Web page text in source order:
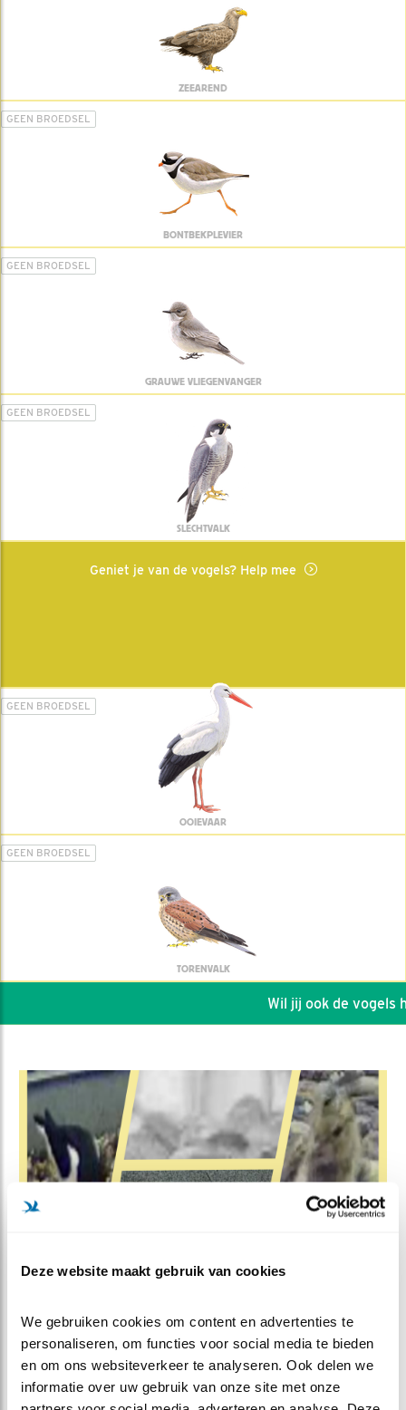
Deze website maakt gebruik van cookies
We gebruiken cookies om content en advertenties te
personaliseren, om functies voor social media te bieden
en om ons websiteverkeer te analyseren. Ook delen we
informatie over uw gebruik van onze site met onze
ZEEAREND
GEEN BROEDSEL
BONTBEKPLEVIER
GEEN BROEDSEL
GRAUWE VLIEGENVANGER
GEEN BROEDSEL
SLECHTVALK
Geniet je van de vogels? Help mee
GEEN BROEDSEL
OOIEVAAR
GEEN BROEDSEL
TORENVALK
Wil jij ook de vogels
Jaaroverzicht: scholekster